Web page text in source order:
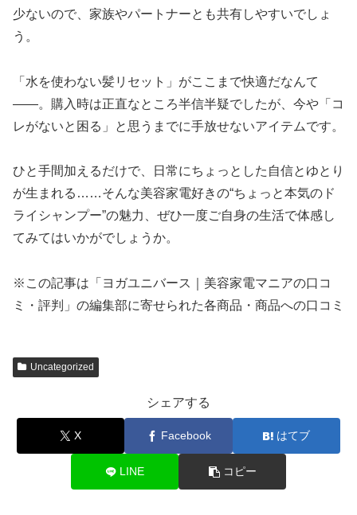
少ないので、家族やパートナーとも共有しやすいでしょ
う。
「水を使わない髪リセット」がここまで快適だなんて
――。購入時は正直なところ半信半疑でしたが、今や「コ
レがないと困る」と思うまでに手放せないアイテムです。
ひと手間加えるだけで、日常にちょっとした自信とゆとり
が生まれる……そんな美容家電好きの“ちょっと本気のド
ライシャンプー”の魅力、ぜひ一度ご自身の生活で体感し
てみてはいかがでしょうか。
※この記事は「ヨガユニバース｜美容家電マニアの口コ
ミ・評判」の編集部に寄せられた各商品・商品への口コミ
Uncategorized
シェアする
X Facebook はてブ
LINE コピー